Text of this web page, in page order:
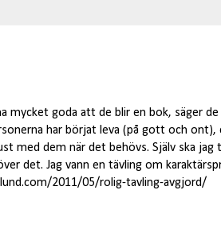
mycket goda att de blir en bok, säger
har börjat leva (på gott och ont),
med dem när det behövs. Själv ska jag
det. Jag vann en tävling om
2011/05/rolig-tavling-avgjord/